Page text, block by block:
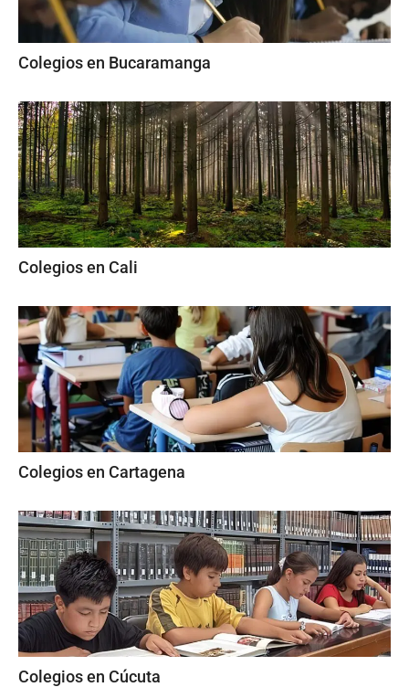
Colegios en Bucaramanga
Colegios en Cali
Colegios en Cartagena
Colegios en Cúcuta